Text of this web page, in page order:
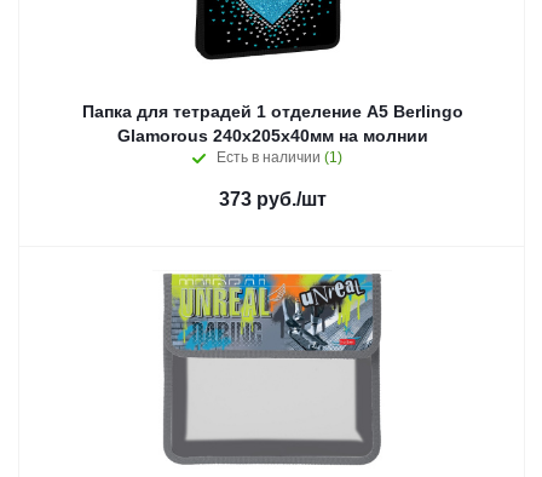
Папка для тетрадей 1 отделение А5 Berlingo
Glamorous 240х205х40мм на молнии
Есть в наличии (1)
373руб./шт